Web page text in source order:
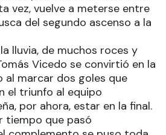
vez, vuelve a meterse entre
del segundo ascenso a la
lluvia, de muchos roces y
Vicedo se convirtió en la
al marcar dos goles que
el triunfo al equipo
por ahora, estar en la final.
tiempo que pasó